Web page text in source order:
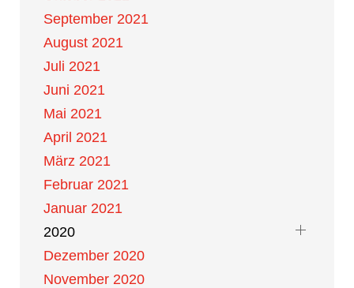
September 2021
August 2021
Juli 2021
Juni 2021
Mai 2021
April 2021
März 2021
Februar 2021
Januar 2021
2020
Dezember 2020
November 2020